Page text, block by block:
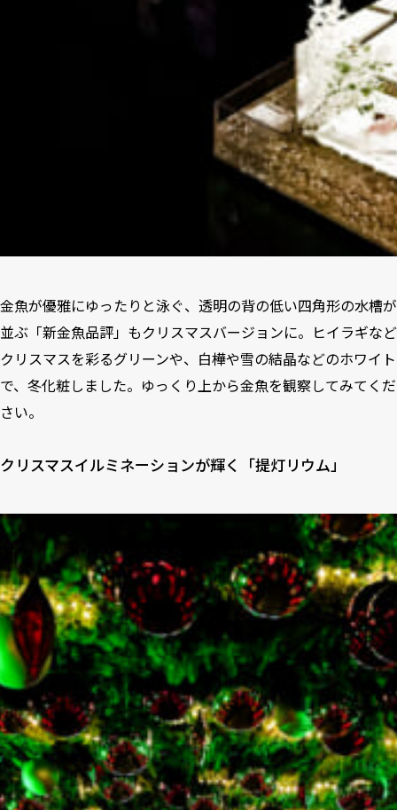
金魚が優雅にゆったりと泳ぐ、透明の背の低い四角形の水槽が
並ぶ「新金魚品評」もクリスマスバージョンに。ヒイラギなど
クリスマスを彩るグリーンや、白樺や雪の結晶などのホワイト
で、冬化粧しました。ゆっくり上から金魚を観察してみてくだ
さい。
クリスマスイルミネーションが輝く「提灯リウム」